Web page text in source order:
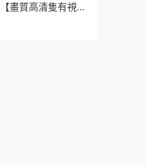
畫質高清隻有視